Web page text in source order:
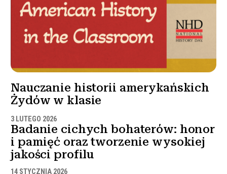
Nauczanie historii amerykańskich
Żydów w klasie
3 LUTEGO 2026
Badanie cichych bohaterów: honor
i pamięć oraz tworzenie wysokiej
jakości profilu
14 STYCZNIA 2026